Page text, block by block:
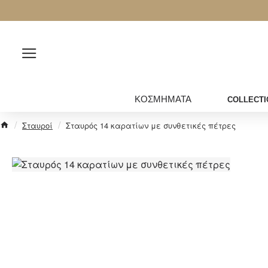
ΚΟΣΜΗΜΑΤΑ
Σταυροί Σταυρός 14 καρατίων με συνθετικές πέτρες